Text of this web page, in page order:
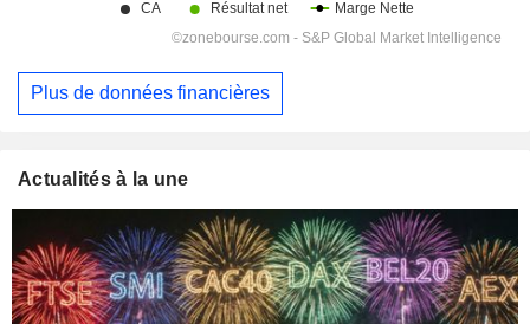
Plus de données financières
Actualités à la une